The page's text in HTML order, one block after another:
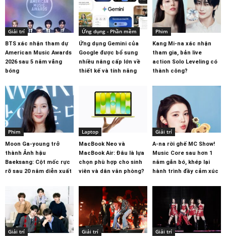
Giải trí
BTS xác nhận tham dự
American Music Awards
2026 sau 5 năm vắng
bóng
Ứng dụng - Phần mềm
Ứng dụng Gemini của
Google được bổ sung
nhiều nâng cấp lớn về
thiết kế và tính năng
Phim
Kang Mi-na xác nhận
tham gia, bản live
action Solo Leveling có
thành công?
Phim
Moon Ga-young trở
thành Ảnh hậu
Baeksang: Cột mốc rực
rỡ sau 20 năm diễn xuất
Laptop
MacBook Neo và
MacBook Air: Đâu là lựa
chọn phù hợp cho sinh
viên và dân văn phòng?
Giải trí
A-na rời ghế MC Show!
Music Core sau hơn 1
năm gắn bó, khép lại
hành trình đầy cảm xúc
Giải trí Giải trí Giải trí